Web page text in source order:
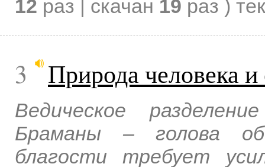
12 раз | скачан 19 раз )
3 Природа человека
Ведическое
Браманы – голова
благости требует